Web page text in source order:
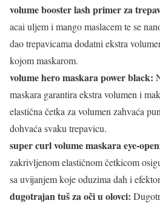
volume booster lash primer za
acai uljem i mango maslacem te se
dao trepavicama dodatni ekstra
kojom maskarom.
volume hero maskara power black:
maskara garantira ekstra volumen i
elastična četka za volumen zahvaća
dohvaća svaku trepavicu.
super curl volume maskara eye-
zakrivljenom elastičnom četkicom
sa uvijanjem koje oduzima dah i
dugotrajan tuš za oči u olovci: